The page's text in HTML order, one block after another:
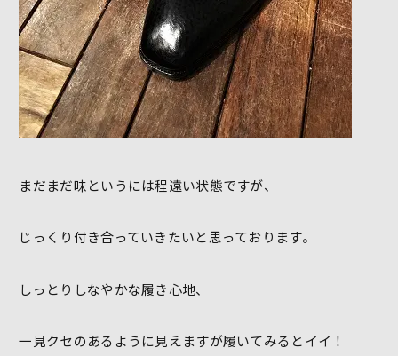
まだまだ味というには程遠い状態ですが、
じっくり付き合っていきたいと思っております。
しっとりしなやかな履き心地、
一見クセのあるように見えますが履いてみるとイイ！